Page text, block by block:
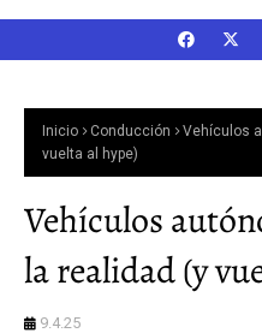
Inicio Conducción
Vehículos
vuelta al hype)
Vehículos
la realidad (y
9.4.25